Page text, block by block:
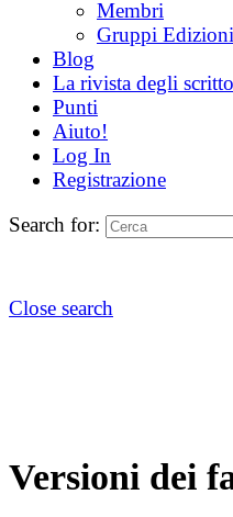
Membri
Gruppi
Blog
La rivista degli
Punti
Aiuto!
Log In
Registrazione
Search for:
Close search
Versioni dei